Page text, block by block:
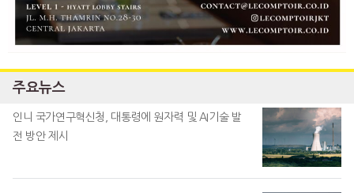
주요뉴스
인니 국가연구혁신청, 대통령에 원자력 및 AI기술 발
전 방안 제시